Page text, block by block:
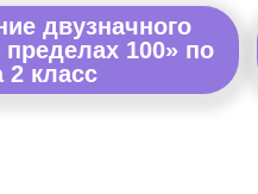
двузначного
100» по
2 класс